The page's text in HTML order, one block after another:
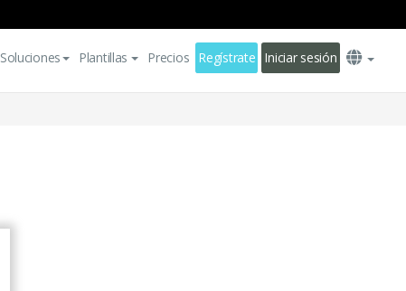
Soluciones Plantillas Precios Regístrate Iniciar sesión